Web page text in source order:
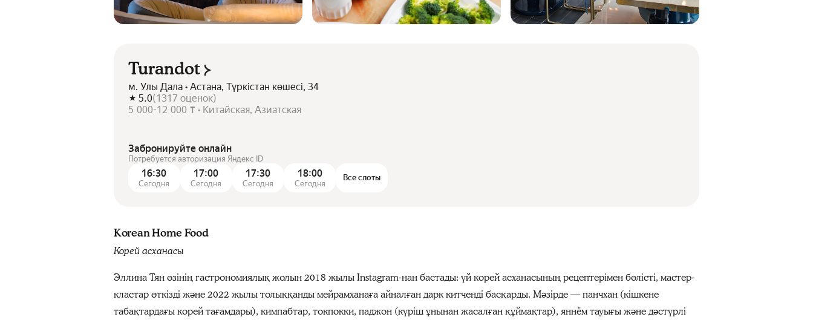
Turandot
м. Улы Дала • Астана, Түркістан көшесі, 34
5.0(1317 оценок)
5 000-12 000 ₸ • Китайская, Азиатская
Забронируйте онлайн
Потребуется авторизация Яндекс ID
16:30
Сегодня
17:00
Сегодня
17:30
Сегодня
18:00
Сегодня
Все слоты
Korean Home Food
Корей асханасы
Эллина Тян өзінің гастрономиялық жолын 2018 жылы Instagram-нан бастады: үй корей асханасының рецептерімен бөлісті, мастер-
кластар өткізді және 2022 жылы толыққанды мейрамханаға айналған дарк китченді басқарды. Мәзірде — панчхан (кішкене
табақтардағы корей тағамдары), кимпабтар, токпокки, паджон (күріш ұнынан жасалған құймақтар), яннём тауығы және дәстүрлі